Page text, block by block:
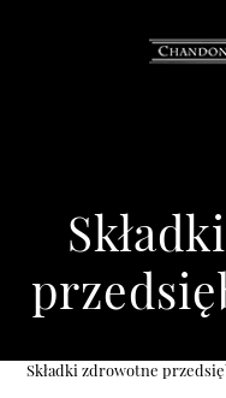
Składki zdrowotne